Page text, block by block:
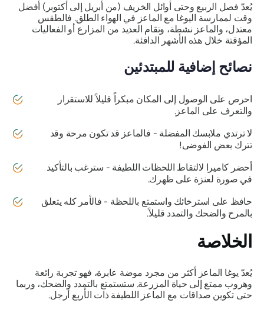
يُعدّ فصل الربيع وحتى أوائل الخريف (من أبريل إلى أكتوبر) أفضل
وقت لممارسة اليوغا مع الماعز في الهواء الطلق. فالطقس
معتدل، والماعز نشطة، وتقام العديد من المزارع أو الفعاليات
المؤقتة خلال هذه الأشهر الدافئة.
نصائح إضافية للمبتدئين
احرص على الوصول إلى المكان مبكراً قليلاً للاستقرار
والتعرف على الماعز.
لا ترتدي ملابسك المفضلة - فالماعز قد تكون مرحة وقد
تترك بعض الفوضى!
أحضر كاميرا لالتقاط اللحظات اللطيفة - سترغب بالتأكيد
في صورة لعنزة على ظهرك.
حافظ على استرخائك واستمتع باللحظة - فالأمر كله يتعلق
بالمرح والضحك والتمدد قليلاً.
الخلاصة
يُعدّ يوغا الماعز أكثر من مجرد موضة عابرة، فهو تجربة رائعة
وهروب ممتع إلى حياة المزرعة. ستستمتع بالتمدد والضحك، وربما
حتى تكوين صداقات مع الماعز اللطيفة ذات الأربع أرجل.